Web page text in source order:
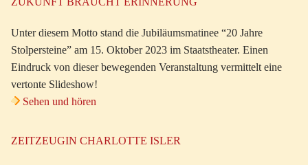
Unter diesem Motto stand die Jubiläumsmatinee “20 Jahre
Stolpersteine” am 15. Oktober 2023 im Staatstheater. Einen
Eindruck von dieser bewegenden Veranstaltung vermittelt eine
vertonte Slideshow!
Sehen und hören
ZEITZEUGIN CHARLOTTE ISLER